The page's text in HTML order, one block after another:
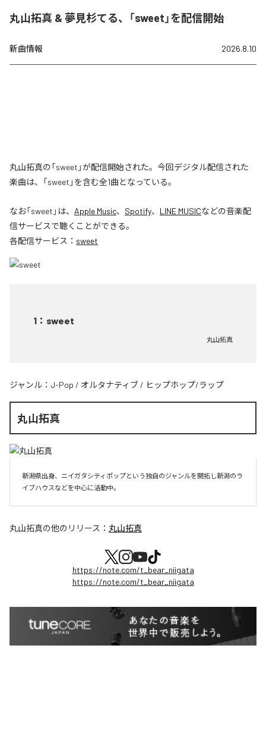
丸山拓真 & 夢見杉てる、「sweet」を配信開始
新曲情報 2026.8.10
丸山拓真の「sweet」が配信開始された。今回デジタル配信された
楽曲は、「sweet」を含む全1曲となっている。
なお「sweet 」は、 Apple Music、 Spotify、 LINE MUSICなどの音楽配
信サービスで聴くことができる。
各配信サービス： sweet
1 ： sweet
丸山拓真
ジャンル： J-Pop / オルタナティブ / ヒップホップ/ラップ
丸山拓真
新潟県出身、ニイガタシティポップという独自のジャンルを開拓し新潟のラ
イブハウスなどを中心に活動中。
丸山拓真の他のリリース： 丸山拓真
https://note.com/t_bear_niigata
https://note.com/t_bear_niigata